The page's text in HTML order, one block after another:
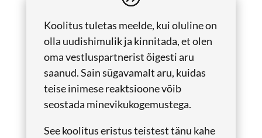
Koolitus tuletas meelde, kui oluline on
olla uudishimulik ja kinnitada, et olen
oma vestluspartnerist õigesti aru
saanud. Sain sügavamalt aru, kuidas
teise inimese reaktsioone võib
seostada minevikukogemustega.
See koolitus eristus teistest tänu kahe